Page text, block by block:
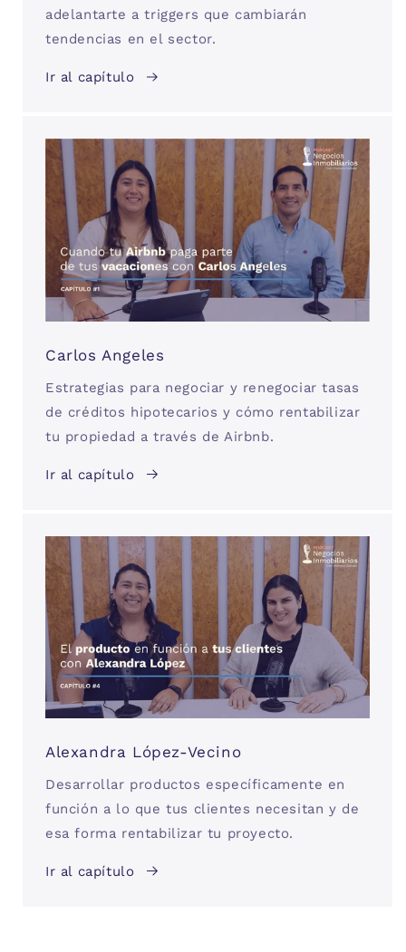
adelantarte a triggers que cambiarán
tendencias en el sector.
Ir al capítulo
Carlos Angeles
Estrategias para negociar y renegociar tasas
de créditos hipotecarios y cómo rentabilizar
tu propiedad a través de Airbnb.
Ir al capítulo
Alexandra López-Vecino
Desarrollar productos específicamente en
función a lo que tus clientes necesitan y de
esa forma rentabilizar tu proyecto.
Ir al capítulo